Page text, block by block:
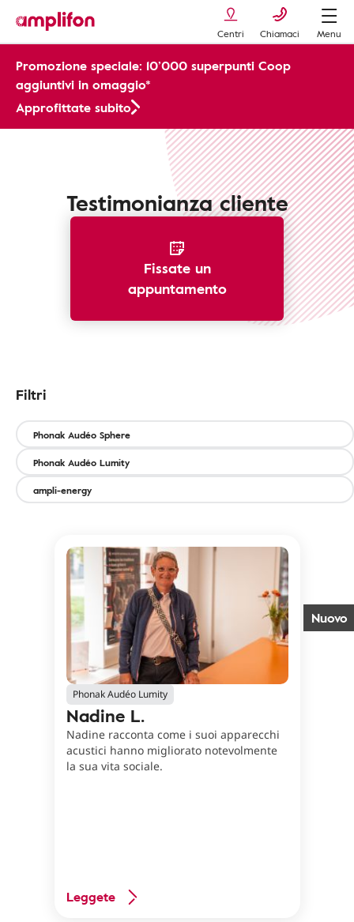
Centri Chiamaci Menu
Promozione speciale: 10’000 superpunti Coop
aggiuntivi in omaggio*
Approfittate subito
Testimonianza cliente
Fissate un
appuntamento
Filtri
FiltriPhonak Audéo Sphere
Phonak Audéo Lumity
ampli-energy
Nuovo
Phonak Audéo Lumity
Nadine L.
Nadine racconta come i suoi apparecchi
acustici hanno migliorato notevolmente
la sua vita sociale.
Leggete